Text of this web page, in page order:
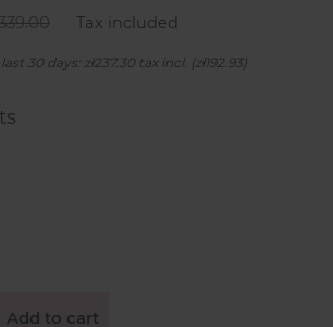
Tax included
30 days: zł237.30 tax incl. (zł192.93)
Add to cart